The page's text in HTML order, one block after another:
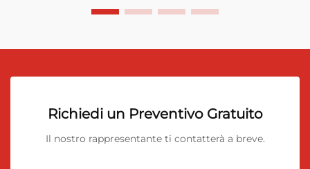
Richiedi un Preventivo Gratuito
Il nostro rappresentante ti contatterà a breve.